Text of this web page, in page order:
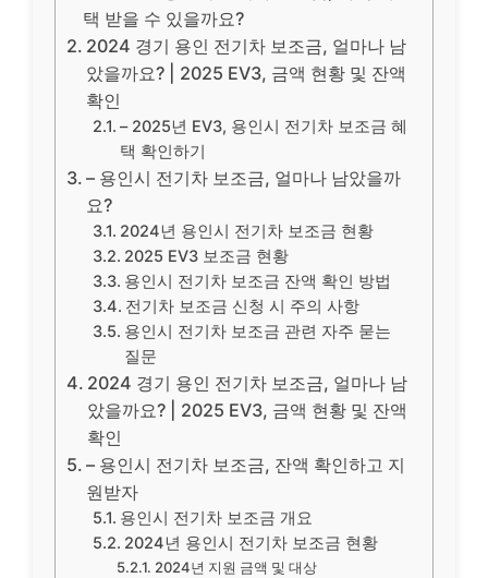
택 받을 수 있을까요?
2024 경기 용인 전기차 보조금, 얼마나 남
았을까요? | 2025 EV3, 금액 현황 및 잔액
확인
– 2025년 EV3, 용인시 전기차 보조금 혜
택 확인하기
– 용인시 전기차 보조금, 얼마나 남았을까
요?
2024년 용인시 전기차 보조금 현황
2025 EV3 보조금 현황
용인시 전기차 보조금 잔액 확인 방법
전기차 보조금 신청 시 주의 사항
용인시 전기차 보조금 관련 자주 묻는
질문
2024 경기 용인 전기차 보조금, 얼마나 남
았을까요? | 2025 EV3, 금액 현황 및 잔액
확인
– 용인시 전기차 보조금, 잔액 확인하고 지
원받자
용인시 전기차 보조금 개요
2024년 용인시 전기차 보조금 현황
2024년 지원 금액 및 대상